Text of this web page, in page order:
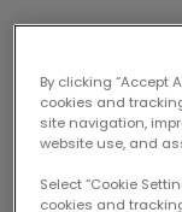
By clicking “Accept
cookies and
site navigation,
website use, and
Select “Cookie
cookies and